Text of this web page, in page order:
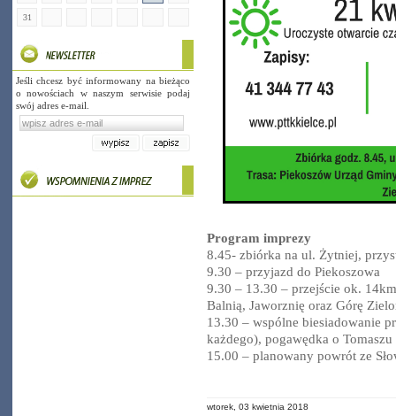
31
Jeśli chcesz być informowany na bieżąco
o nowościach w naszym serwisie podaj
swój adres e-mail.
Program imprezy
8.45- zbiórka na ul. Żytniej,
9.30 – przyjazd do Piekoszowa
9.30 – 13.30 – przejście ok.
Balnią, Jaworznię oraz Górę
13.30 – wspólne biesiadowanie
każdego), pogawędka o
15.00 – planowany powrót ze
wtorek, 03 kwietnia 2018